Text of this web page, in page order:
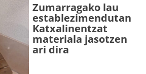
Zumarragako lau
establezimendutan
Katxalinentzat
materiala jasotzen
ari dira